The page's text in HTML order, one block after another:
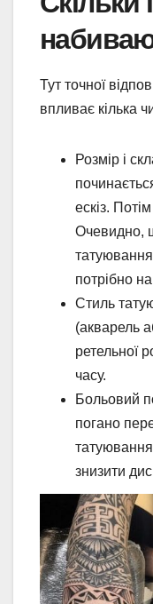
Тут точної
впливає кілька
Розмір і
ескіз.
Очевидно,
потрібно
Стиль
(акварель
ретельної
часу.
Больовий
погано
знизити